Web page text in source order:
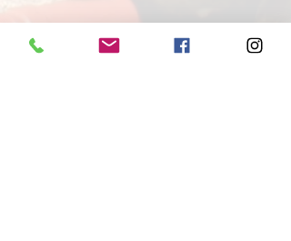
"Tutti i vini della nostra cantina derivano da un
lungo percorso di ricerca, iniziato nel 1995 con